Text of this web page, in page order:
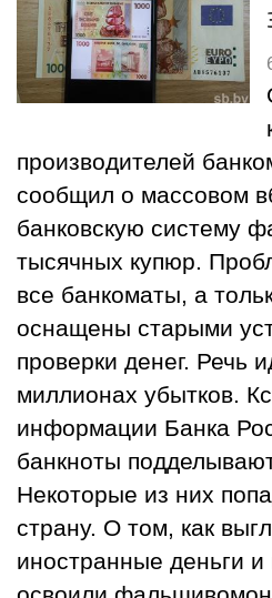
производителей
сообщил о массовом
банковскую систему
тысячных купюр.
все банкоматы, а
оснащены старыми
проверки денег. Речь
миллионах убытков.
информации Банка
банкноты
Некоторые из них
страну. О том, как
иностранные деньги и